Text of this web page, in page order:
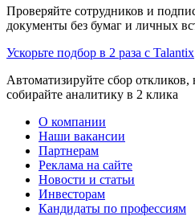
Проверяйте сотрудников и
документы без бумаг и личных
Ускорьте подбор в 2 раза с Talantix
Автоматизируйте сбор откликов,
собирайте аналитику в 2 клика
О компании
Наши вакансии
Партнерам
Реклама на сайте
Новости и статьи
Инвесторам
Кандидаты по профессиям